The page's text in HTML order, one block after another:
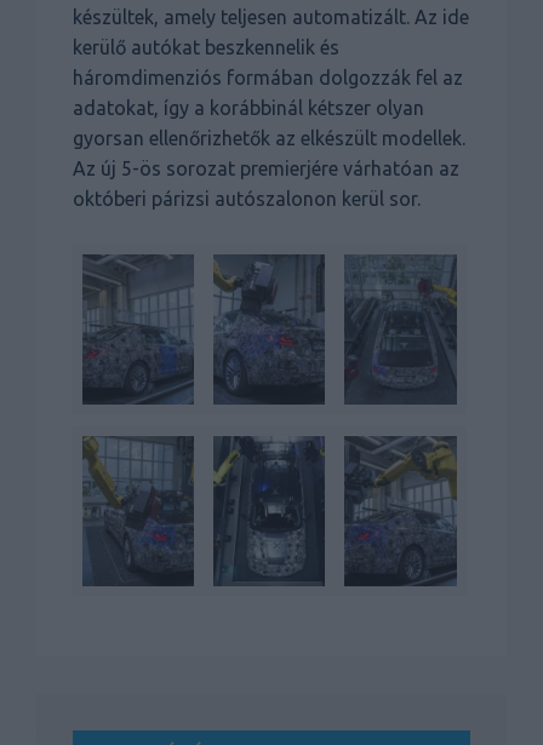
készültek, amely teljesen automatizált. Az ide
kerülő autókat beszkennelik és
háromdimenziós formában dolgozzák fel az
adatokat, így a korábbinál kétszer olyan
gyorsan ellenőrizhetők az elkészült modellek.
Az új 5-ös sorozat premierjére várhatóan az
októberi párizsi autószalonon kerül sor.